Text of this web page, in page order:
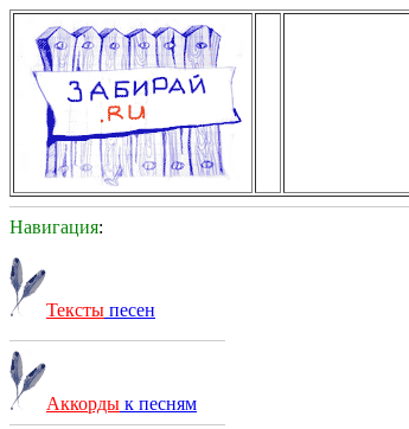
Навигация:
Тексты песен
Аккорды к песням